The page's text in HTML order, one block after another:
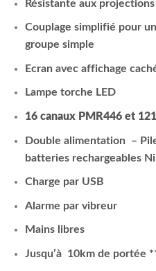
Résistante aux projections
Couplage simplifié pour
groupe simple
Ecran avec affichage
Lampe torche LED
16 canaux PMR446 et
Double alimentation –
batteries rechargeables
Charge par USB
Alarme par vibreur
Mains libres
Jusqu’à 10km de portée